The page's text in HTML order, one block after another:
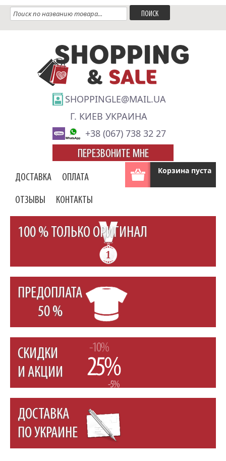
SHOPPINGLE@MAIL.UA
Г. КИЕВ УКРАИНА
+38 (067) 738 32 27
ПЕРЕЗВОНИТЕ МНЕ
Корзина пуста
ДОСТАВКА ОПЛАТА
ОТЗЫВЫ КОНТАКТЫ
100 % ТОЛЬКО ОРИГИНАЛ
ПРЕДОПЛАТА
50 %
СКИДКИ
И АКЦИИ
ДОСТАВКА
ПО УКРАИНЕ